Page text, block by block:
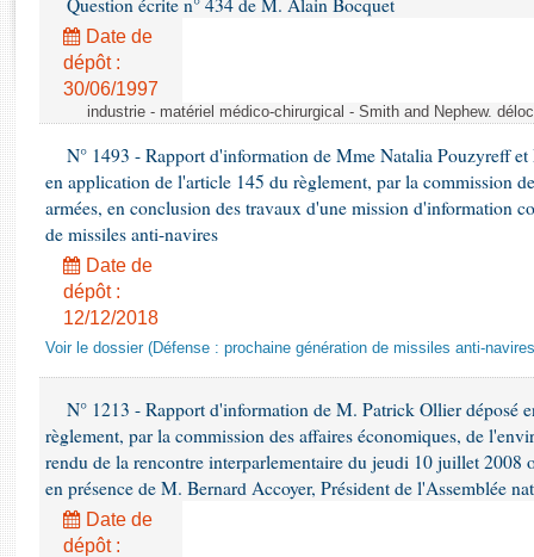
Rapports d'enquête
Rapports législatifs
Rapports sur l'application des lois
Baromètre de l’application des lois
Dossiers législatifs
Budget et sécurité sociale
Questions écrites et orales
Question écrite n° 434 de M. Alain Bocquet
Date de
dépôt :
30/06/1997
industrie - matériel médico-chirurgical - Smith and Nephew.
N° 1493 - Rapport d'information de Mme Natalia Pouzyreff
en application de l'article 145 du règlement, par la commission
armées, en conclusion des travaux d'une mission d'information
de missiles anti-navires
Date de
dépôt :
12/12/2018
Voir le dossier (Défense : prochaine génération de missiles anti-
N° 1213 - Rapport d'information de M. Patrick Ollier déposé
règlement, par la commission des affaires économiques, de
rendu de la rencontre interparlementaire du jeudi 10 juillet 2008
en présence de M. Bernard Accoyer, Président de l'Assemblée
Date de
dépôt :